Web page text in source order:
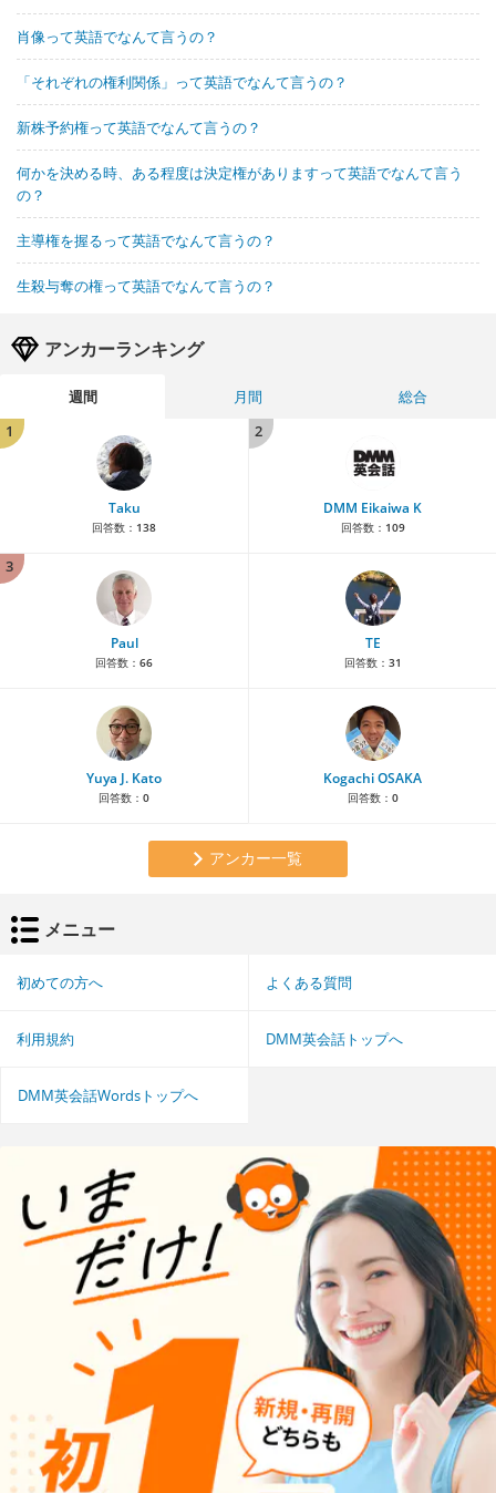
肖像って英語でなんて言うの？
「それぞれの権利関係」って英語でなんて言うの？
新株予約権って英語でなんて言うの？
何かを決める時、ある程度は決定権がありますって英語でなんて言う
の？
主導権を握るって英語でなんて言うの？
生殺与奪の権って英語でなんて言うの？
アンカーランキング
週間 月間
総合
1
Taku
回答数： 138
2
DMM Eikaiwa K
回答数： 109
3
Paul
回答数： 66
TE
回答数： 31
Yuya J. Kato
回答数： 0
Kogachi OSAKA
回答数： 0
アンカー一覧
メニュー
初めての方へ よくある質問
利用規約 DMM英会話トップへ
DMM英会話Wordsトップへ